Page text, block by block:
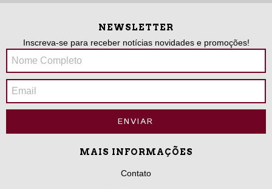
NEWSLETTER
Inscreva-se para receber notícias novidades e promoções!
MAIS INFORMAÇÕES
Contato